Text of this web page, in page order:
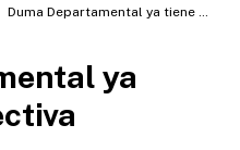
Duma Departamental ya tiene Mesa Directiva
ya